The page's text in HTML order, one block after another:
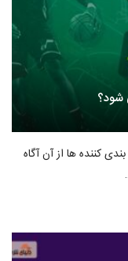
شود؟
کننده ها از آن آگاه